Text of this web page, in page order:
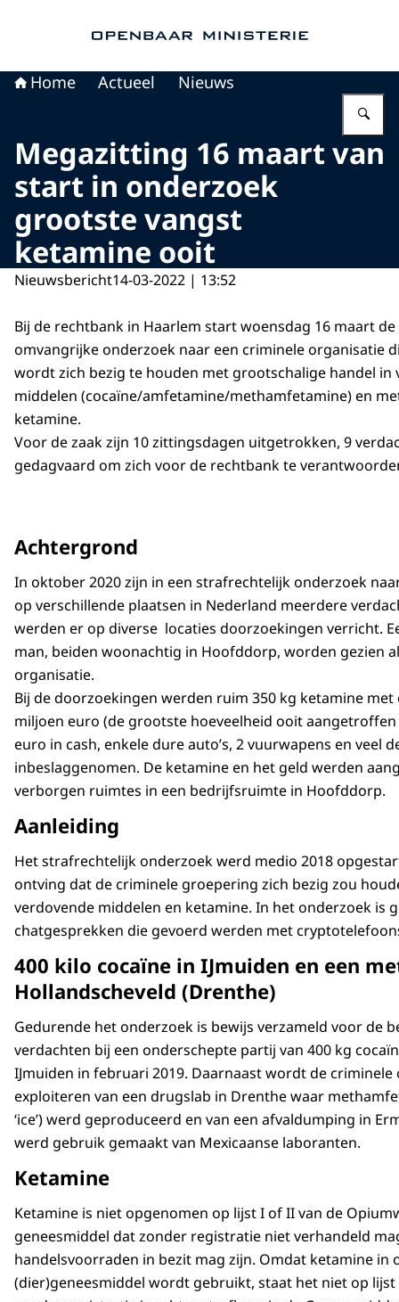
Home Actueel Nieuws
Megazitting 16 maart van
start in onderzoek
grootste vangst
ketamine ooit
Nieuwsbericht14-03-2022 | 13:52
Bij de rechtbank in Haarlem start woensdag 16 maart
omvangrijke onderzoek naar een criminele organisatie
wordt zich bezig te houden met grootschalige handel in
middelen (cocaïne/amfetamine/methamfetamine) en
ketamine.
Voor de zaak zijn 10 zittingsdagen uitgetrokken, 9
gedagvaard om zich voor de rechtbank te
Achtergrond
In oktober 2020 zijn in een strafrechtelijk onderzoek
op verschillende plaatsen in Nederland meerdere
werden er op diverse locaties doorzoekingen verricht.
man, beiden woonachtig in Hoofddorp, worden gezien
organisatie.
Bij de doorzoekingen werden ruim 350 kg ketamine
miljoen euro (de grootste hoeveelheid ooit
euro in cash, enkele dure auto’s, 2 vuurwapens en veel
inbeslaggenomen. De ketamine en het geld werden
verborgen ruimtes in een bedrijfsruimte in Hoofddorp.
Aanleiding
Het strafrechtelijk onderzoek werd medio 2018
ontving dat de criminele groepering zich bezig zou
verdovende middelen en ketamine. In het onderzoek is
chatgesprekken die gevoerd werden met
400 kilo cocaïne in IJmuiden en een
Hollandscheveld (Drenthe)
Gedurende het onderzoek is bewijs verzameld voor de
verdachten bij een onderschepte partij van 400 kg
IJmuiden in februari 2019. Daarnaast wordt de
exploiteren van een drugslab in Drenthe waar
‘ice’) werd geproduceerd en van een afvaldumping in
werd gebruik gemaakt van Mexicaanse laboranten.
Ketamine
Ketamine is niet opgenomen op lijst I of II van de
geneesmiddel dat zonder registratie niet verhandeld
handelsvoorraden in bezit mag zijn. Omdat ketamine in
(dier)geneesmiddel wordt gebruikt, staat het niet op